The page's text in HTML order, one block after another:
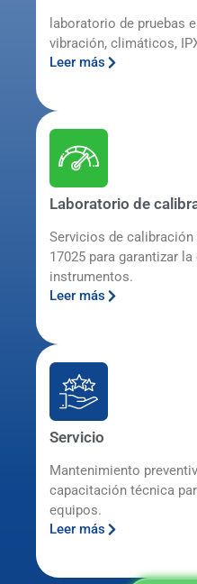
laboratorio de pruebas
vibración, climáticos,
Leer más
Laboratorio de
Servicios de
17025 para garantizar
instrumentos.
Leer más
Servicio
Mantenimiento
capacitación técnica
equipos.
Leer más